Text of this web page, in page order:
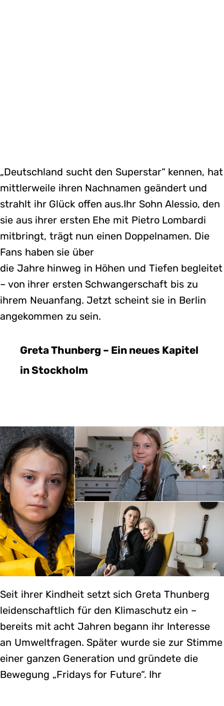
„Deutschland sucht den Superstar“ kennen, hat
mittlerweile ihren Nachnamen geändert und
strahlt ihr Glück offen aus.Ihr Sohn Alessio, den
sie aus ihrer ersten Ehe mit Pietro Lombardi
mitbringt, trägt nun einen Doppelnamen. Die
Fans haben sie über
die Jahre hinweg in Höhen und Tiefen begleitet
– von ihrer ersten Schwangerschaft bis zu
ihrem Neuanfang. Jetzt scheint sie in Berlin
angekommen zu sein.
Greta Thunberg – Ein neues Kapitel
in Stockholm
Seit ihrer Kindheit setzt sich Greta Thunberg
leidenschaftlich für den Klimaschutz ein –
bereits mit acht Jahren begann ihr Interesse
an Umweltfragen. Später wurde sie zur Stimme
einer ganzen Generation und gründete die
Bewegung „Fridays for Future“. Ihr